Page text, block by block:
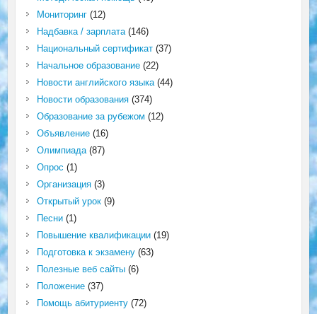
Мониторинг(12)
Надбавка / зарплата(146)
Национальный сертификат(37)
Начальное образование(22)
Новости английского языка(44)
Новости образования(374)
Образование за рубежом (12)
Объявление(16)
Олимпиада(87)
Опрос (1)
Организация(3)
Открытый урок(9)
Песни(1)
Повышение квалификации(19)
Подготовка к экзамену(63)
Полезные веб сайты(6)
Положение(37)
Помощь абитуриенту(72)